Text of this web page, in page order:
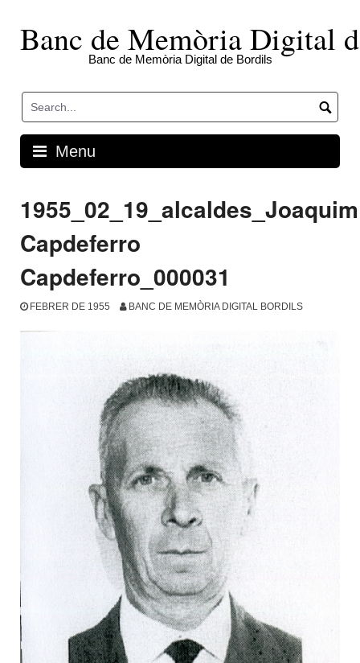
contentBanc de Memòria Digital
Banc de Memòria Digital de Bordils
Menu
1955_02_19_alcaldes_Joaquim
Capdeferro
Capdeferro_000031
FEBRER DE 1955 BANC DE MEMÒRIA DIGITAL BORDILS